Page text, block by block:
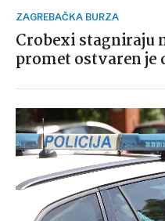
ZAGREBAČKA BURZA
Crobexi stagniraju
promet ostvaren je